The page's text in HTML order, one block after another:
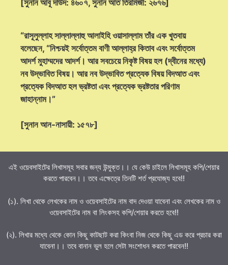
[সুনান আবূ দাউদ: ৪৬০৭, সুনান আত তিরমিজী: ২৬৭৬]
“রাসূলুল্লাহ সাল্লাল্লাহু আলাইহি ওয়াসাল্লাম তাঁর এক খুতবায়
বলেছেন, “নিশ্চয়ই সর্বোত্তম বাণী আল্লাহ্‌র কিতাব এবং সর্বোত্তম
আদর্শ মুহাম্মদের আদর্শ। আর সবচেয়ে নিকৃষ্ট বিষয় হল (দ্বীনের মধ্যে)
নব উদ্ভাবিত বিষয়। আর নব উদ্ভাবিত প্রত্যেক বিষয় বিদআত এবং
প্রত্যেক বিদআত হল ভ্রষ্টতা এবং প্রত্যেক ভ্রষ্টতার পরিণাম
জাহান্নাম।”
[সুনান আন-নাসায়ী: ১৫৭৮]
এই ওয়েবসাইটের লিখাসমূহ সবার জন্য উন্মুক্ত।। যে কেউ চাইলে লিখাসমূহ কপি/শেয়ার
করতে পারবেন।। তবে এক্ষেত্রে তিনটি শর্ত প্রযোজ্য হবে!!
(১). লিখা থেকে লেখকের নাম ও ওয়েবসাইটের নাম বাদ দেওয়া যাবেনা এবং লেখকের নাম ও
ওয়েবসাইটের নাম বা লিংকসহ কপি/শেয়ার করতে হবে!!
(২). লিখার মধ্যে থেকে কোন কিছু কাটছাট করা কিংবা নিজ থেকে কিছু এড করে প্রচার করা
যাবেনা।। তবে বানান ভুল হলে সেটা সংশোধন করতে পারবেন!!